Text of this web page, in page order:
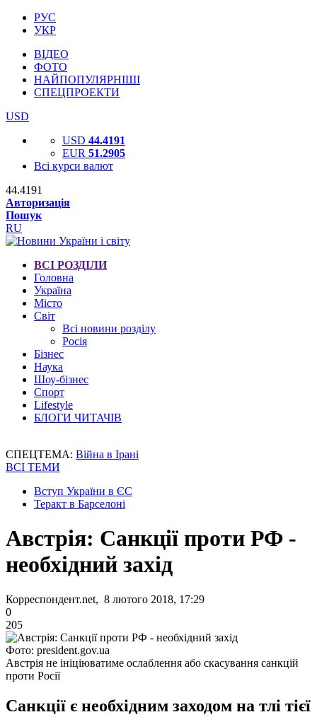
РУС
УКР
ВІДЕО
ФОТО
НАЙПОПУЛЯРНІШІ
СПЕЦПРОЕКТИ
USD
USD 44.4191
EUR 51.2905
Всі курси валют
44.4191
Авторизація
Пошук
RU
ВСІ РОЗДІЛИ
Головна
Україна
Місто
Світ
Всі новини розділу
Росія
Бізнес
Наука
Шоу-бізнес
Спорт
Lifestyle
БЛОГИ ЧИТАЧІВ
СПЕЦТЕМА: Війна в Ірані
ВСІ ТЕМИ
Вступ України в ЄС
Теракт в Барселоні
Австрія: Санкції проти РФ -
необхідний захід
Корреспондент.net, 8 лютого 2018, 17:29
0
205
Фото: president.gov.ua
Австрія не ініціюватиме ослаблення або скасування санкцій
проти Росії
Санкції є необхідним заходом на тлі тієї